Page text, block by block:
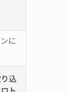
に
込